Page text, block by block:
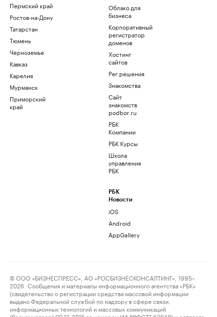
Пермский край
Ростов-на-Дону
Татарстан
Тюмень
Черноземье
Кавказ
Карелия
Мурманск
Приморский
край
Облако для
бизнеса
Корпоративный
регистратор
доменов
Хостинг
сайтов
Рег.решения
Знакомства
Сайт
знакомств
podbor.ru
РБК
Компании
РБК Курсы
Школа
управления
РБК
РБК
Новости
iOS
Android
AppGallery
© ООО «БИЗНЕСПРЕСС», АО «РОСБИЗНЕСКОНСАЛТИНГ», 1995–
2026. Сообщения и материалы информационного агентства «РБК»
(свидетельство о регистрации средства массовой информации
выдано Федеральной службой по надзору в сфере связи,
информационных технологий и массовых коммуникаций